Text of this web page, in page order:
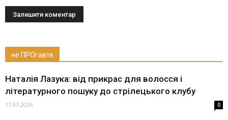
не ПРОгавте
Наталія Лазука: від прикрас для волосся і
літературного пошуку до стрілецького клубу
17.07.2026 0